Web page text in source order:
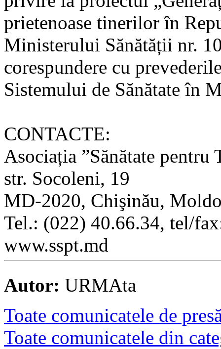
prietenoase tinerilor în
Ministerului Sănătății nr.
corespundere cu
Sistemului de Sănătate în
CONTACTE:
Asociația ”Sănătate pentru
str. Socoleni, 19
MD-2020, Chişinău,
Tel.: (022) 40.66.34, tel/
www.sspt.md
Autor: URMAta
Toate comunicatele de
Toate comunicatele din